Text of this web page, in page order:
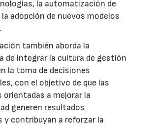
la automatización de
adopción de nuevos modelos
también aborda la
de integrar la cultura de gestión
la toma de decisiones
con el objetivo de que las
orientadas a mejorar la
generen resultados
y contribuyan a reforzar la